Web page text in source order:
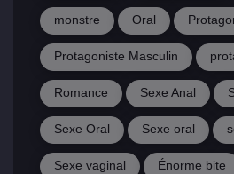
monstre Oral
Protagoniste Masculin
Romance Sexe Anal
Sexe Oral Sexe oral
Sexe vaginal Énorme bite